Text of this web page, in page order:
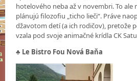
hotelového neba až v novembri. To ale
plánujú filozofiu „ticho lieči“. Práve
džavotom detí (a ich rodičov), pretože
vzala pod svoje animačné krídla CK
♣ Le Bistro Fou Nová Baňa